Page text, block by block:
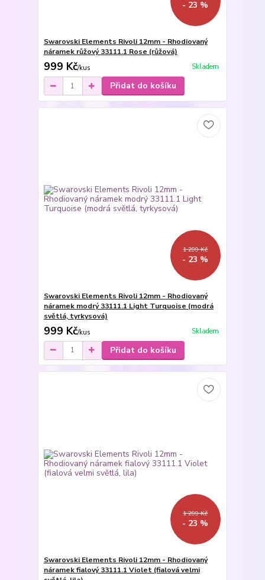
- 23 %
Swarovski Elements Rivoli 12mm - Rhodiovaný
náramek růžový 33111.1 Rose (růžová)
999 Kč/kus Skladem
Přidat do košíku
1 299 Kč
- 23 %
Swarovski Elements Rivoli 12mm - Rhodiovaný
náramek modrý 33111.1 Light Turquoise (modrá
světlá, tyrkysová)
999 Kč/kus Skladem
Přidat do košíku
1 299 Kč
- 23 %
Swarovski Elements Rivoli 12mm - Rhodiovaný
náramek fialový 33111.1 Violet (fialová velmi